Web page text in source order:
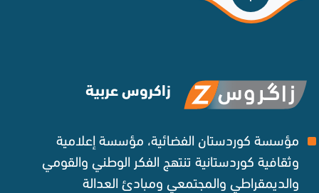
زاكروس عربية
مؤسسة كوردستان الفضائية، مؤسسة إعلامية
وثقافية كوردستانية تنتهج الفكر الوطني والقومي
والديمقراطي والمجتمعي ومبادئ العدالة ‌